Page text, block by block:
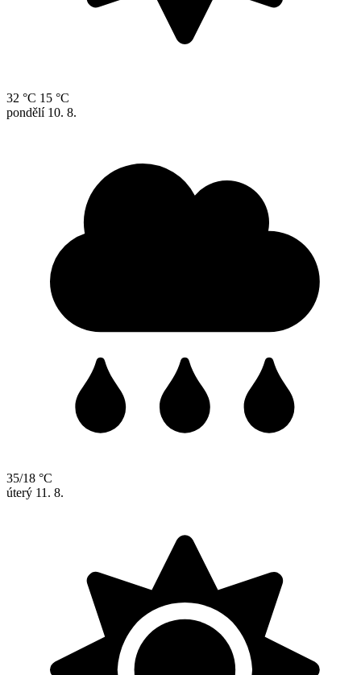
32 °C 15 °C
pondělí 10. 8.
35/18 °C
úterý 11. 8.